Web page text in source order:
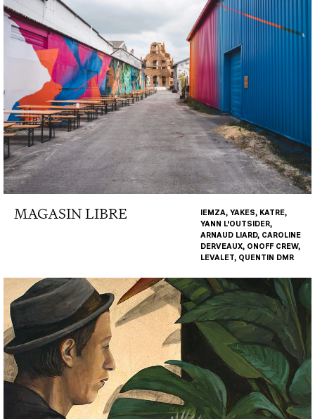
MAGASIN LIBRE
IEMZA, YAKES, KATRE,
YANN L'OUTSIDER,
ARNAUD LIARD, CAROLINE
DERVEAUX, ONOFF CREW,
LEVALET, QUENTIN DMR